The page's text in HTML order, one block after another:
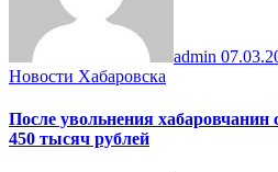
admin
Новости Хабаровска
После увольнения
450 тысяч рублей